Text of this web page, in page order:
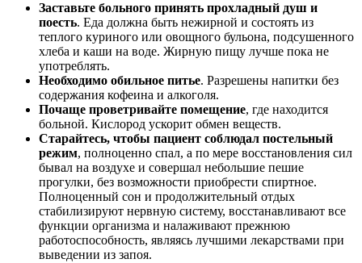
Заставьте больного принять прохладный душ и
поесть. Еда должна быть нежирной и состоять из
теплого куриного или овощного бульона, подсушенного
хлеба и каши на воде. Жирную пищу лучше пока не
употреблять.
Необходимо обильное питье. Разрешены напитки без
содержания кофеина и алкоголя.
Почаще проветривайте помещение, где находится
больной. Кислород ускорит обмен веществ.
Старайтесь, чтобы пациент соблюдал постельный
режим, полноценно спал, а по мере восстановления сил
бывал на воздухе и совершал небольшие пешие
прогулки, без возможности приобрести спиртное.
Полноценный сон и продолжительный отдых
стабилизируют нервную систему, восстанавливают все
функции организма и налаживают прежнюю
работоспособность, являясь лучшими лекарствами при
выведении из запоя.